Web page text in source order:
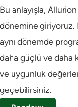
Bu anlayışla,
dönemine giriyoruz.
aynı dönemde
daha güçlü ve daha
ve uygunluk
geçebilirsiniz.